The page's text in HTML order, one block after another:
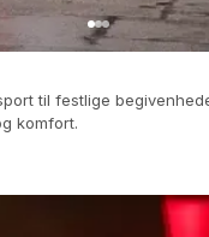
til festlige
komfort.